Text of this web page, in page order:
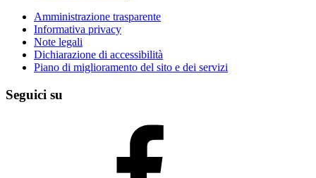
Amministrazione trasparente
Informativa privacy
Note legali
Dichiarazione di accessibilità
Piano di miglioramento del sito e dei servizi
Seguici su